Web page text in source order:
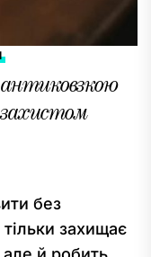
без
захищає